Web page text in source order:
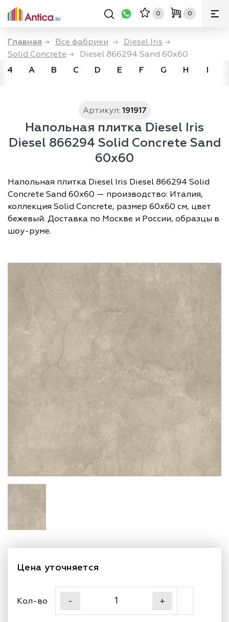
0 0
Главная → Все фабрики → Diesel Iris →
Solid Concrete →
Diesel 866294 Sand 60x60
4
A B C D E F G H I
Артикул: 191917
Напольная плитка Diesel Iris
Diesel 866294 Solid Concrete Sand
60x60
Напольная плитка Diesel Iris Diesel 866294 Solid
Concrete Sand 60x60 — производство: Италия,
коллекция Solid Concrete, размер 60х60 см, цвет
бежевый. Доставка по Москве и России, образцы в
шоу-руме.
Цена уточняется
Кол-во - +